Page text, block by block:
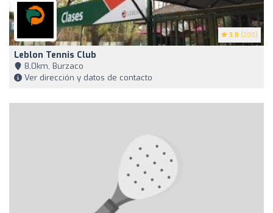
3.8 (200)
Leblon Tennis Club
8,0km, Burzaco
Ver dirección y datos de contacto